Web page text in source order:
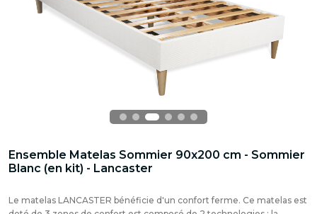
Ensemble Matelas Sommier 90x200 cm - Sommier
Blanc (en kit) - Lancaster
Le matelas LANCASTER bénéficie d'un confort ferme. Ce matelas est